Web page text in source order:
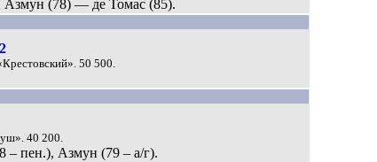
Азмун (78) — де Томас (85).
50 500.
40 200.
– пен.), Азмун (79 – а/г).